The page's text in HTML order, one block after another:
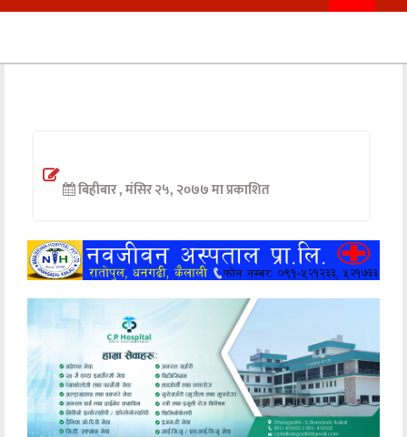
सुदुर
अन्तर्वार्ता
खेलकुद
मनोरञ्जन
अन्य
बिहीबार , मंसिर २५, २०७७ मा प्रकाशित